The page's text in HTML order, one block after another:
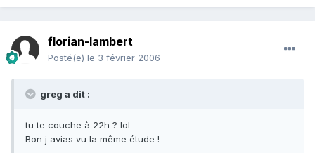
florian-lambert
Posté(e) le 3 février 2006
greg a dit :
tu te couche à 22h ? lol
Bon j avias vu la même étude !